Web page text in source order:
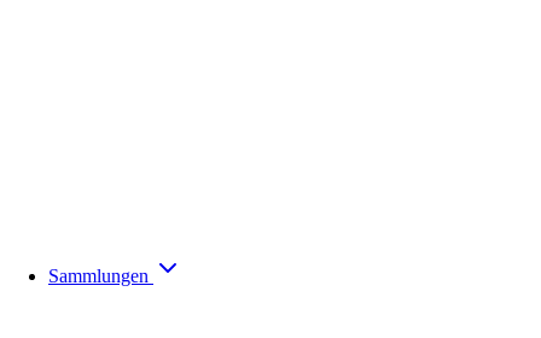
Sammlungen